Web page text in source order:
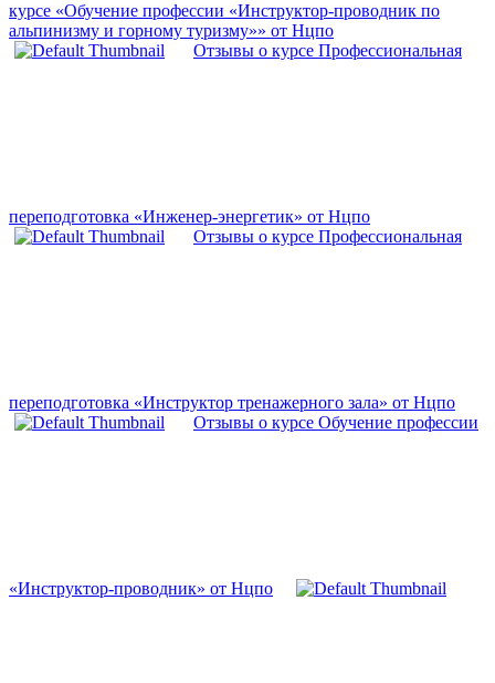
курсе «Обучение профессии «Инструктор-проводник по
альпинизму и горному туризму»» от Нцпо
Отзывы о курсе Профессиональная
переподготовка «Инженер-энергетик» от Нцпо
Отзывы о курсе Профессиональная
переподготовка «Инструктор тренажерного зала» от Нцпо
Отзывы о курсе Обучение профессии
«Инструктор-проводник» от Нцпо